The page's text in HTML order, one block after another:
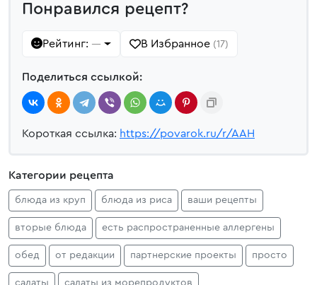
Понравился рецепт?
Рейтинг: — В Избранное (17)
Поделиться ссылкой:
Короткая ссылка: https://povarok.ru/r/AAH
Категории рецепта
блюда из круп блюда из риса ваши рецепты
вторые блюда есть распространенные аллергены
обед от редакции партнерские проекты просто
салаты салаты из морепродуктов